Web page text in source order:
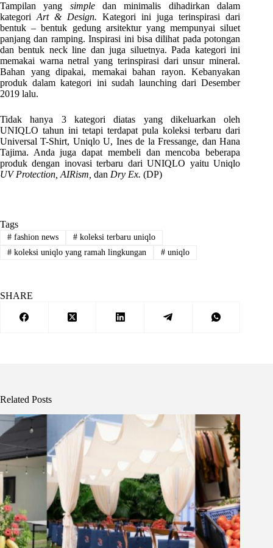
Tampilan yang simpledan minimalis dihadirkan dalam
kategoriArt & Design.Kategori ini juga terinspirasi dari
bentuk – bentuk gedung arsitektur yang mempunyai siluet
panjang dan ramping. Inspirasi ini bisa dilihat pada potongan
dan bentuk neck line dan juga siluetnya. Pada kategori ini
memakai warna netral yang terinspirasi dari unsur mineral.
Bahan yang dipakai, memakai bahan rayon. Kebanyakan
produk dalam kategori ini sudah launching dari Desember
2019 lalu.
Tidak hanya 3 kategori diatas yang dikeluarkan oleh
UNIQLO tahun ini tetapi terdapat pula koleksi terbaru dari
Universal T-Shirt, Uniqlo U, Ines de la Fressange, dan Hana
Tajima. Anda juga dapat membeli dan mencoba beberapa
produk dengan inovasi terbaru dari UNIQLO yaitu Uniqlo
UV Protection, AIRism, dan Dry Ex. (DP)
Tags
#fashion news #koleksi terbaru uniqlo
#koleksi uniqlo yang ramah lingkungan #uniqlo
SHARE
Related Posts